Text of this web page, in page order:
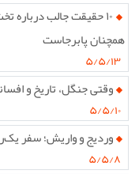
همچنان پابرجاست
۵/۵/۱۳
وقتی جنگل، تاریخ و
۵/۵/۱۰
وردیج و واریش؛ سفر
۵/۵/۸